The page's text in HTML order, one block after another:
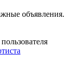
объявления.